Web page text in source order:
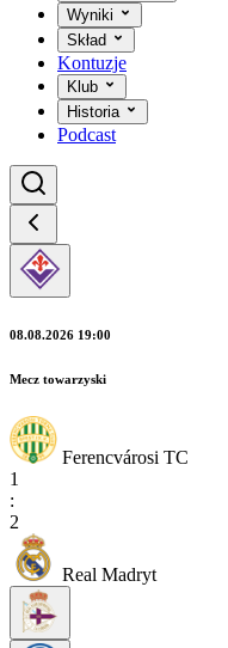
Wyniki
Skład
Kontuzje
Klub
Historia
Podcast
08.08.2026 19:00
Mecz towarzyski
Ferencvárosi TC
1
:
2
Real Madryt